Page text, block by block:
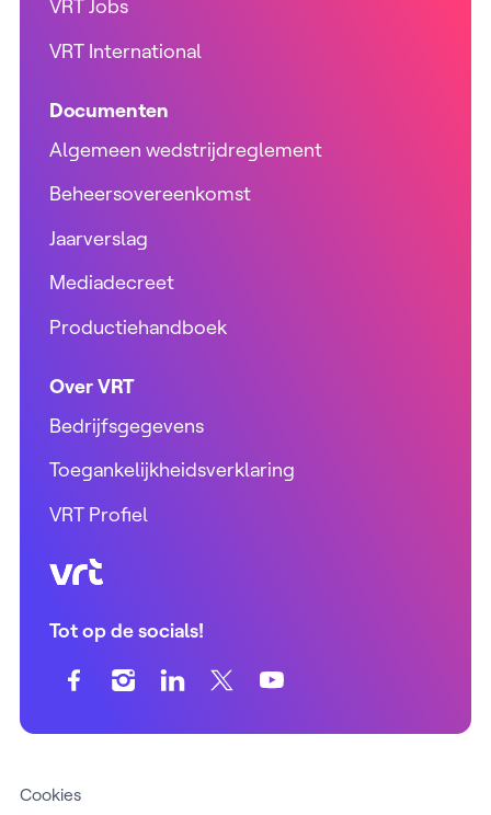
VRT Jobs
VRT International
Documenten
Algemeen wedstrijdreglement
Beheersovereenkomst
Jaarverslag
Mediadecreet
Productiehandboek
Over VRT
Bedrijfsgegevens
Toegankelijkheidsverklaring
VRT Profiel
VRT (home)
Tot op de socials!
Cookies